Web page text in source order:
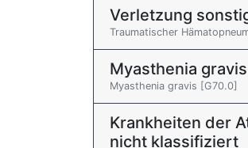
Verletzung
Traumatischer
Myasthenia
Myasthenia gravis [G70.0]
Krankheiten der
nicht klassifiziert